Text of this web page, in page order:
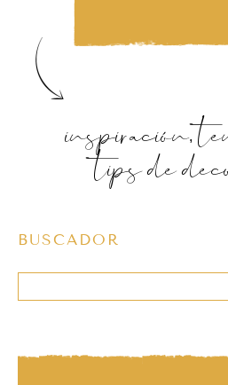
inspiración,
tips de
BUSCADOR